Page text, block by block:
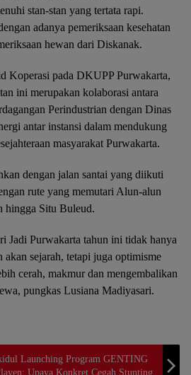
stan-stan yang tertata rapi.
adanya pemeriksaan kesehatan
hewan dari Diskanak.
Koperasi pada DKUPP Purwakarta,
ini merupakan kolaborasi antara
Perindustrian dengan Dinas
antar instansi dalam mendukung
masyarakat Purwakarta.
dengan jalan santai yang diikuti
rute yang memutari Alun-alun
hingga Situ Buleud.
Jadi Purwakarta tahun ini tidak hanya
akan sejarah, tetapi juga optimisme
cerah, makmur dan mengembalikan
pungkas Lusiana Madiyasari.
Launching Program GENTING
Upaya Konkret Cegah Stunting